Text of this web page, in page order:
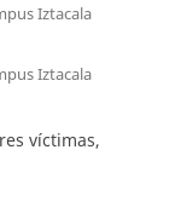
Iztacala
Iztacala
víctimas,